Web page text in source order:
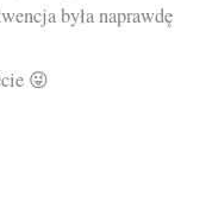
była naprawdę
😜